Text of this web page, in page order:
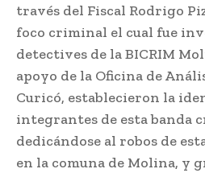
través del Fiscal Rodrigo
foco criminal el cual fue
detectives de la BICRIM
apoyo de la Oficina de
Curicó, establecieron la
integrantes de esta banda
dedicándose al robos de
en la comuna de Molina, y